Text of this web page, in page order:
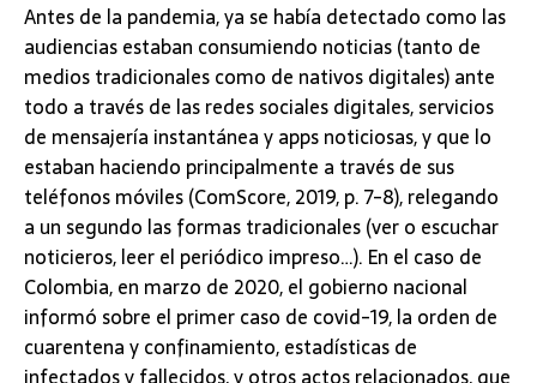
Antes de la pandemia, ya se había detectado como las
audiencias estaban consumiendo noticias (tanto de
medios tradicionales como de nativos digitales) ante
todo a través de las redes sociales digitales, servicios
de mensajería instantánea y apps noticiosas, y que lo
estaban haciendo principalmente a través de sus
teléfonos móviles (ComScore, 2019, p. 7-8), relegando
a un segundo las formas tradicionales (ver o escuchar
noticieros, leer el periódico impreso…). En el caso de
Colombia, en marzo de 2020, el gobierno nacional
informó sobre el primer caso de covid-19, la orden de
cuarentena y confinamiento, estadísticas de